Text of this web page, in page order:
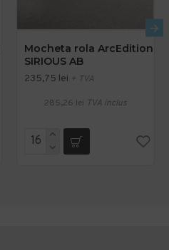
Mocheta rola ArcEdition
SIRIOUS AB
235,75 lei + TVA
285,26 lei TVA inclus